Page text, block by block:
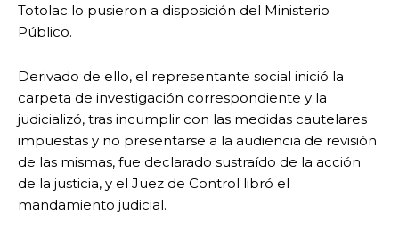
Totolac lo pusieron a disposición del Ministerio
Público.
Derivado de ello, el representante social inició la
carpeta de investigación correspondiente y la
judicializó, tras incumplir con las medidas cautelares
impuestas y no presentarse a la audiencia de revisión
de las mismas, fue declarado sustraído de la acción
de la justicia, y el Juez de Control libró el
mandamiento judicial.